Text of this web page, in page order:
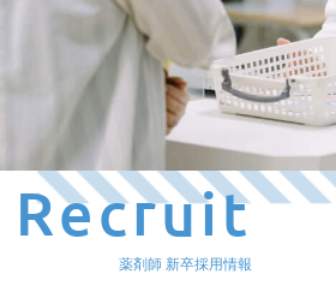
Recruit
薬剤師 新卒採用情報